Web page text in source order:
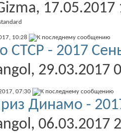
, 17.05.2017
10:28
СТСР - 2017
, 29.03.2017
07:30
Динамо -
, 06.03.2017